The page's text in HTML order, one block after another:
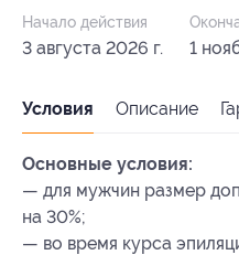
Начало действия
3 августа 2026 г. 1
Условия Описание
Основные условия:
— для мужчин размер
на 30%;
— во время курса